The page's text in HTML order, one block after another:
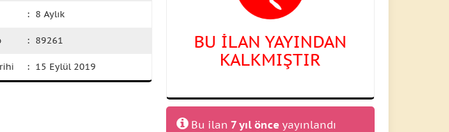
: 8 Aylık
: 89261
: 15 Eylül 2019
BU İLAN YAYINDAN
KALKMIŞTIR
Bu ilan 7 yıl önce yayınlandı